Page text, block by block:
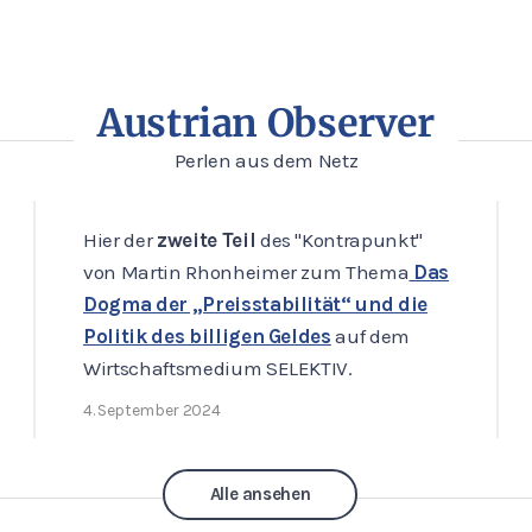
Austrian Observer
Perlen aus dem Netz
Hier dererste Teildes "Kontrapunkt" von
Martin Rhonheimer zum ThemaDas
Dogma der „Preisstabilität“ und die
Politik des billigen Geldes auf dem
Wirtschaftsmedium SELEKTIV.
3. September 2024
Alle ansehen